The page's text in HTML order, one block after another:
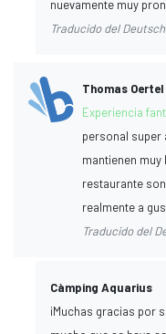
nuevamente muy
Traducido del Deutsch
Thomas Oertel
Experiencia
personal super
mantienen
restaurante
realmente a
Traducido del
Càmping Aquarius
¡Muchas gracias por